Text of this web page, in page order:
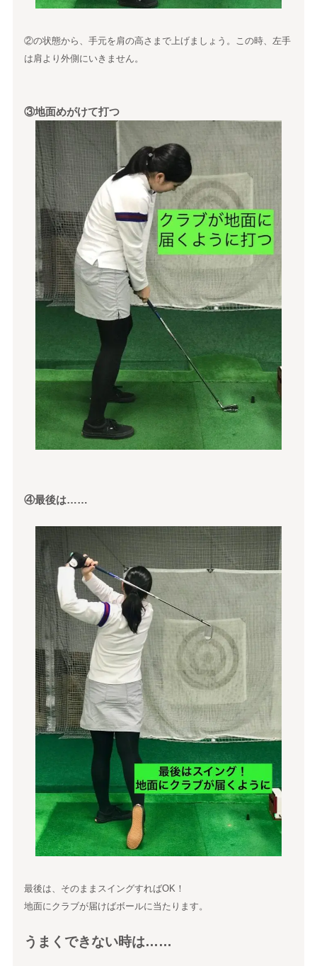
②の状態から、手元を肩の高さまで上げましょう。この時、左手
は肩より外側にいきません。
③地面めがけて打つ
④最後は……
最後は、そのままスイングすればOK！
地面にクラブが届けばボールに当たります。
うまくできない時は……